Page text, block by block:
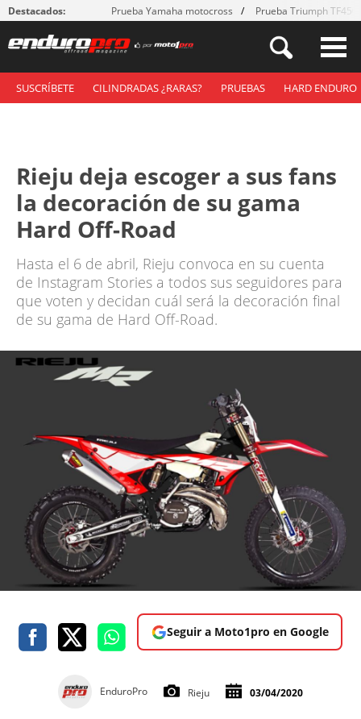
Destacados: Prueba Yamaha motocross Prueba Triumph
SUSCRÍBETE CILINDRADAS ¿RARAS? PRUEBAS HARD ENDURO
Rieju deja escoger a sus fans
la decoración de su gama
Hard Off-Road
Hasta el 6 de abril, Rieju convoca en su cuenta
de Instagram Stories a todos sus seguidores para
que voten y decidan cuál será la decoración final
de su gama de Hard Off-Road.
Seguir a Moto1pro en Google
EnduroPro Rieju 03/04/2020